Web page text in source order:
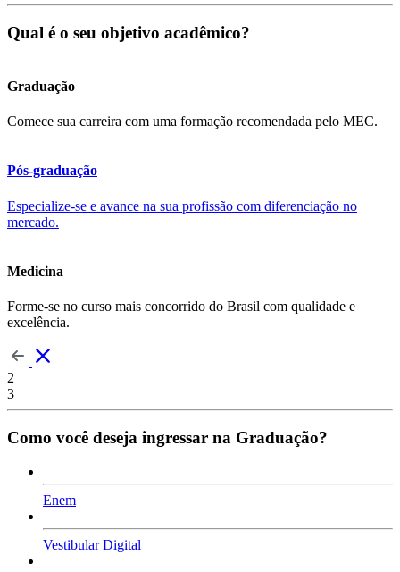
Qual é o seu objetivo acadêmico?
Graduação
Comece sua carreira com uma formação recomendada pelo MEC.
Pós-graduação
Especialize-se e avance na sua profissão com diferenciação no
mercado.
Medicina
Forme-se no curso mais concorrido do Brasil com qualidade e
excelência.
2
3
Como você deseja ingressar na Graduação?
Enem
Vestibular Digital